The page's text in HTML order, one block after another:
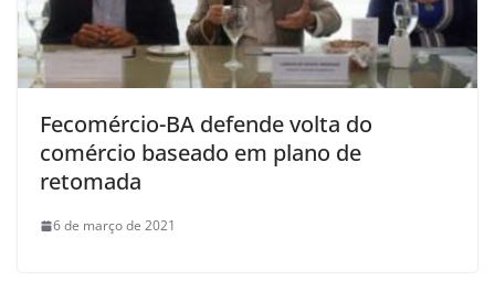
Fecomércio-BA defende volta do
comércio baseado em plano de
retomada
6 de março de 2021